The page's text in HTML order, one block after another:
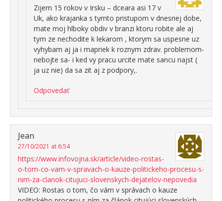
Zijem 15 rokov v Irsku – dceara asi 17 v
Uk, ako krajanka s tymto pristupom v dnesnej dobe,
mate moj hlboky obdiv v branzi ktoru robite ale aj
tym ze nechodite k lekarom , ktorym sa uspesne uz
vyhybam aj ja i mapriek k roznym zdrav. problemom-
nebojte sa- i ked vy pracu urcite mate sancu najst (
ja uz nie) da sa zit aj z podpory,.
Odpovedať
Jean
27/10/2021 at 6:54
https://www.infovojna.sk/article/video-rostas-
o-tom-co-vam-v-spravach-o-kauze-politickeho-procesu-s-
nim-za-clanok-citujuci-slovenskych-dejatelov-nepovedia
VIDEO: Rostas o tom, čo vám v správach o kauze